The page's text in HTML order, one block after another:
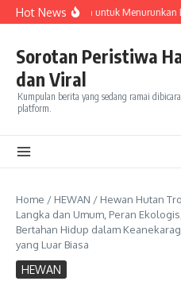
Skip to content
Hot NewsOlahraga untuk Menurunkan
Sorotan Peristiwa
dan Viral
Kumpulan berita yang sedang ramai
platform.
Home / HEWAN / Hewan Hutan
Langka dan Umum, Peran
Bertahan Hidup dalam
yang Luar Biasa
HEWAN